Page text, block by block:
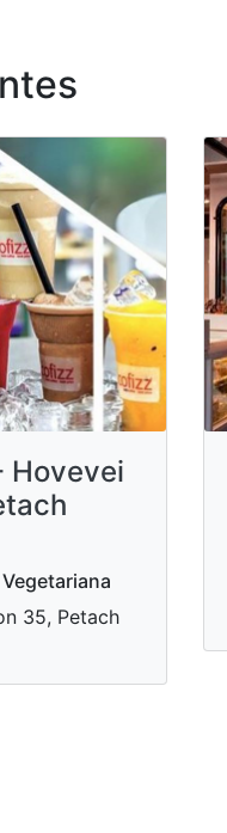
Hovevei
35, Petach